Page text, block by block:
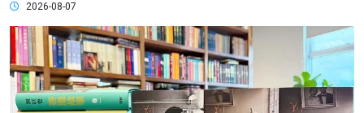
2026-08-07